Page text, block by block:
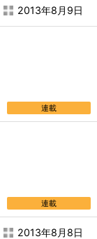
2013年8月9日
連載
連載
2013年8月8日